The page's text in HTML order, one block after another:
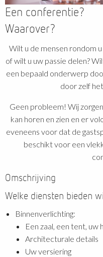
Een conferentie?
Waarover?
Wilt u de mensen rondom
of wilt u uw passie delen?
een bepaald onderwerp
door zelf
Geen probleem! Wij
kan horen en zien en er
eveneens voor dat de
beschikt voor een
Omschrijving
Welke diensten bieden
Binnenverlichting:
Een zaal, een tent, uw
Architecturale details
Uw versiering